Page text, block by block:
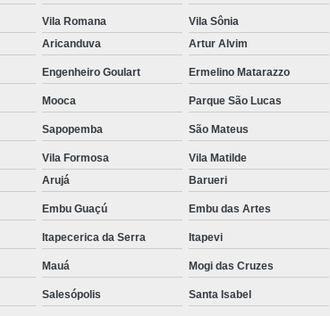
Vila Romana Vila Sônia
Aricanduva Artur Alvim
Engenheiro Goulart Ermelino Matarazzo
Mooca Parque São Lucas
Sapopemba São Mateus
Vila Formosa Vila Matilde
Arujá Barueri
Embu Guaçú Embu das Artes
Itapecerica da Serra Itapevi
Mauá Mogi das Cruzes
Salesópolis Santa Isabel